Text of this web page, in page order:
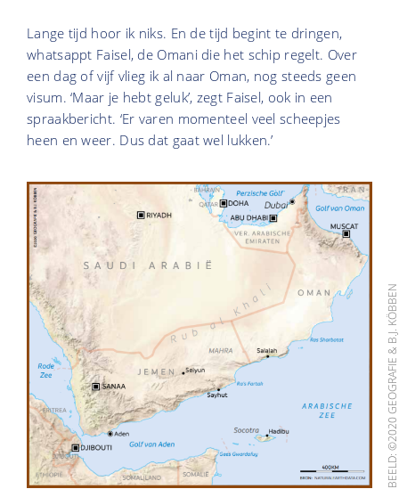
Lange tijd hoor ik niks. En de tijd begint te dringen,
whatsappt Faisel, de Omani die het schip regelt. Over
een dag of vijf vlieg ik al naar Oman, nog steeds geen
visum. ‘Maar je hebt geluk’, zegt Faisel, ook in een
spraakbericht. ‘Er varen momenteel veel scheepjes
heen en weer. Dus dat gaat wel lukken.’
BEELD: ©2020 GEOGRAFIE & B.J. KÖBBEN